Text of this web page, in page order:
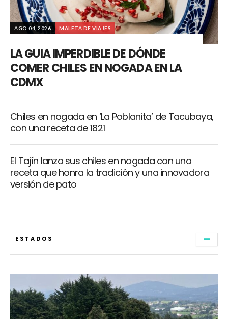
AGO 04, 2026 MALETA DE VIAJES
LA GUIA IMPERDIBLE DE DÓNDE
COMER CHILES EN NOGADA EN LA
CDMX
Chiles en nogada en ‘La Poblanita’ de Tacubaya,
con una receta de 1821
El Tajín lanza sus chiles en nogada con una
receta que honra la tradición y una innovadora
versión de pato
ESTADOS